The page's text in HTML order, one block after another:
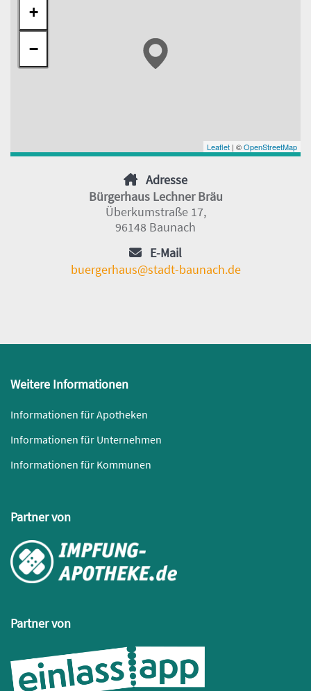
+
−
Leaflet | ©OpenStreetMap
Adresse
Bürgerhaus Lechner Bräu
Überkumstraße 17,
96148 Baunach
E-Mail
buergerhaus@stadt-baunach.de
Weitere Informationen
Informationen für Apotheken
Informationen für Unternehmen
Informationen für Kommunen
Partner von
Partner von